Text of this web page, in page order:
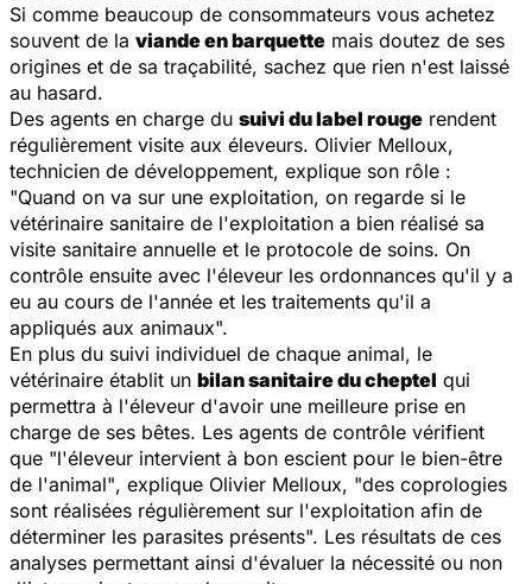
Si comme beaucoup de consommateurs vous achetez
souvent de la viande en barquette mais doutez de ses
origines et de sa traçabilité, sachez que rien n'est laissé
au hasard.
Des agents en charge du suivi du label rouge rendent
régulièrement visite aux éleveurs. Olivier Melloux,
technicien de développement, explique son rôle :
"Quand on va sur une exploitation, on regarde si le
vétérinaire sanitaire de l'exploitation a bien réalisé sa
visite sanitaire annuelle et le protocole de soins. On
contrôle ensuite avec l'éleveur les ordonnances qu'il y a
eu au cours de l'année et les traitements qu'il a
appliqués aux animaux".
En plus du suivi individuel de chaque animal, le
vétérinaire établit un bilan sanitaire du cheptel qui
permettra à l'éleveur d'avoir une meilleure prise en
charge de ses bêtes. Les agents de contrôle vérifient
que "l'éleveur intervient à bon escient pour le bien-être
de l'animal", explique Olivier Melloux, "des coprologies
sont réalisées régulièrement sur l'exploitation afin de
déterminer les parasites présents". Les résultats de ces
analyses permettant ainsi d'évaluer la nécessité ou non